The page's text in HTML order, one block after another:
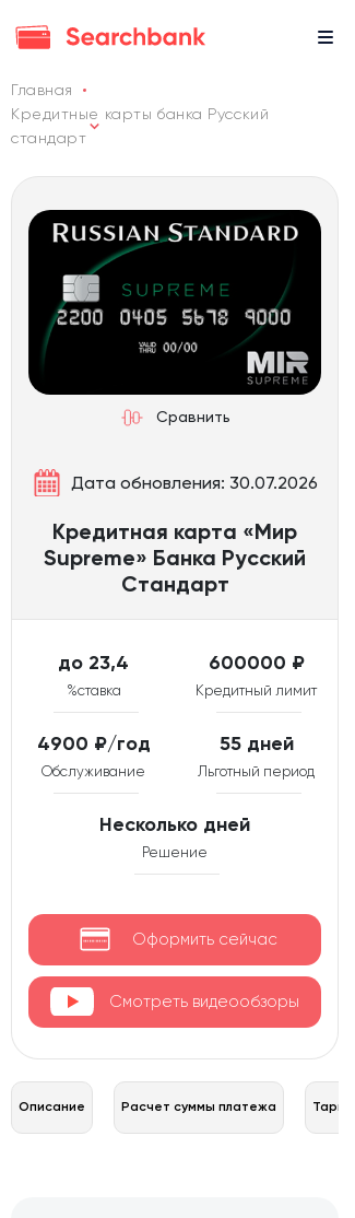
Главная
Кредитные карты банка Русский
стандарт
Сравнить
Дата обновления: 30.07.2026
Кредитная карта «Мир
Supreme» Банка Русский
Стандарт
до 23,4
%ставка
600000 ₽
Кредитный лимит
4900 ₽/год
Обслуживание
55 дней
Льготный период
Несколько дней
Решение
Оформить сейчас
Смотреть видеообзоры
Описание Расчет суммы платежа